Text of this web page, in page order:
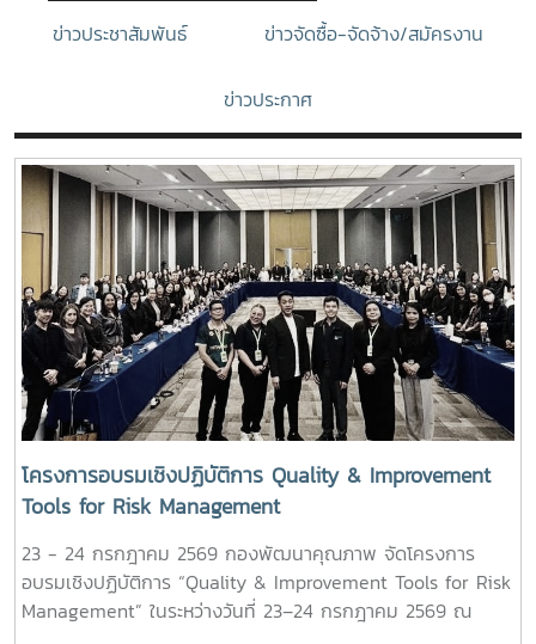
ข่าวประชาสัมพันธ์ ข่าวจัดซื้อ-จัดจ้าง/สมัครงาน
ข่าวประกาศ
โครงการอบรมเชิงปฏิบัติการ Quality & Improvement
Tools for Risk Management
23 - 24 กรกฎาคม 2569 กองพัฒนาคุณภาพ จัดโครงการ
อบรมเชิงปฏิบัติการ “Quality & Improvement Tools for Risk
Management” ในระหว่างวันที่ 23–24 กรกฎาคม 2569 ณ